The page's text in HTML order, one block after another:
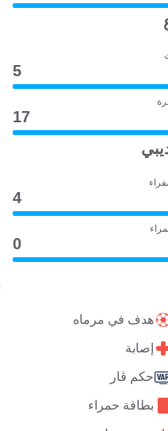
5
17
4
0
هدف في مرماه
إصابة
حكم ڤار
بطاقة حمراء